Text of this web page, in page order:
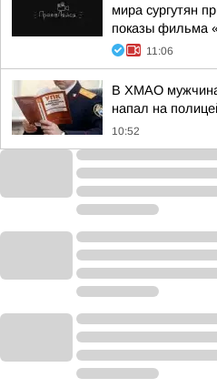
мира сургутян
показы фильма
11:06
В ХМАО
напал на
10:52